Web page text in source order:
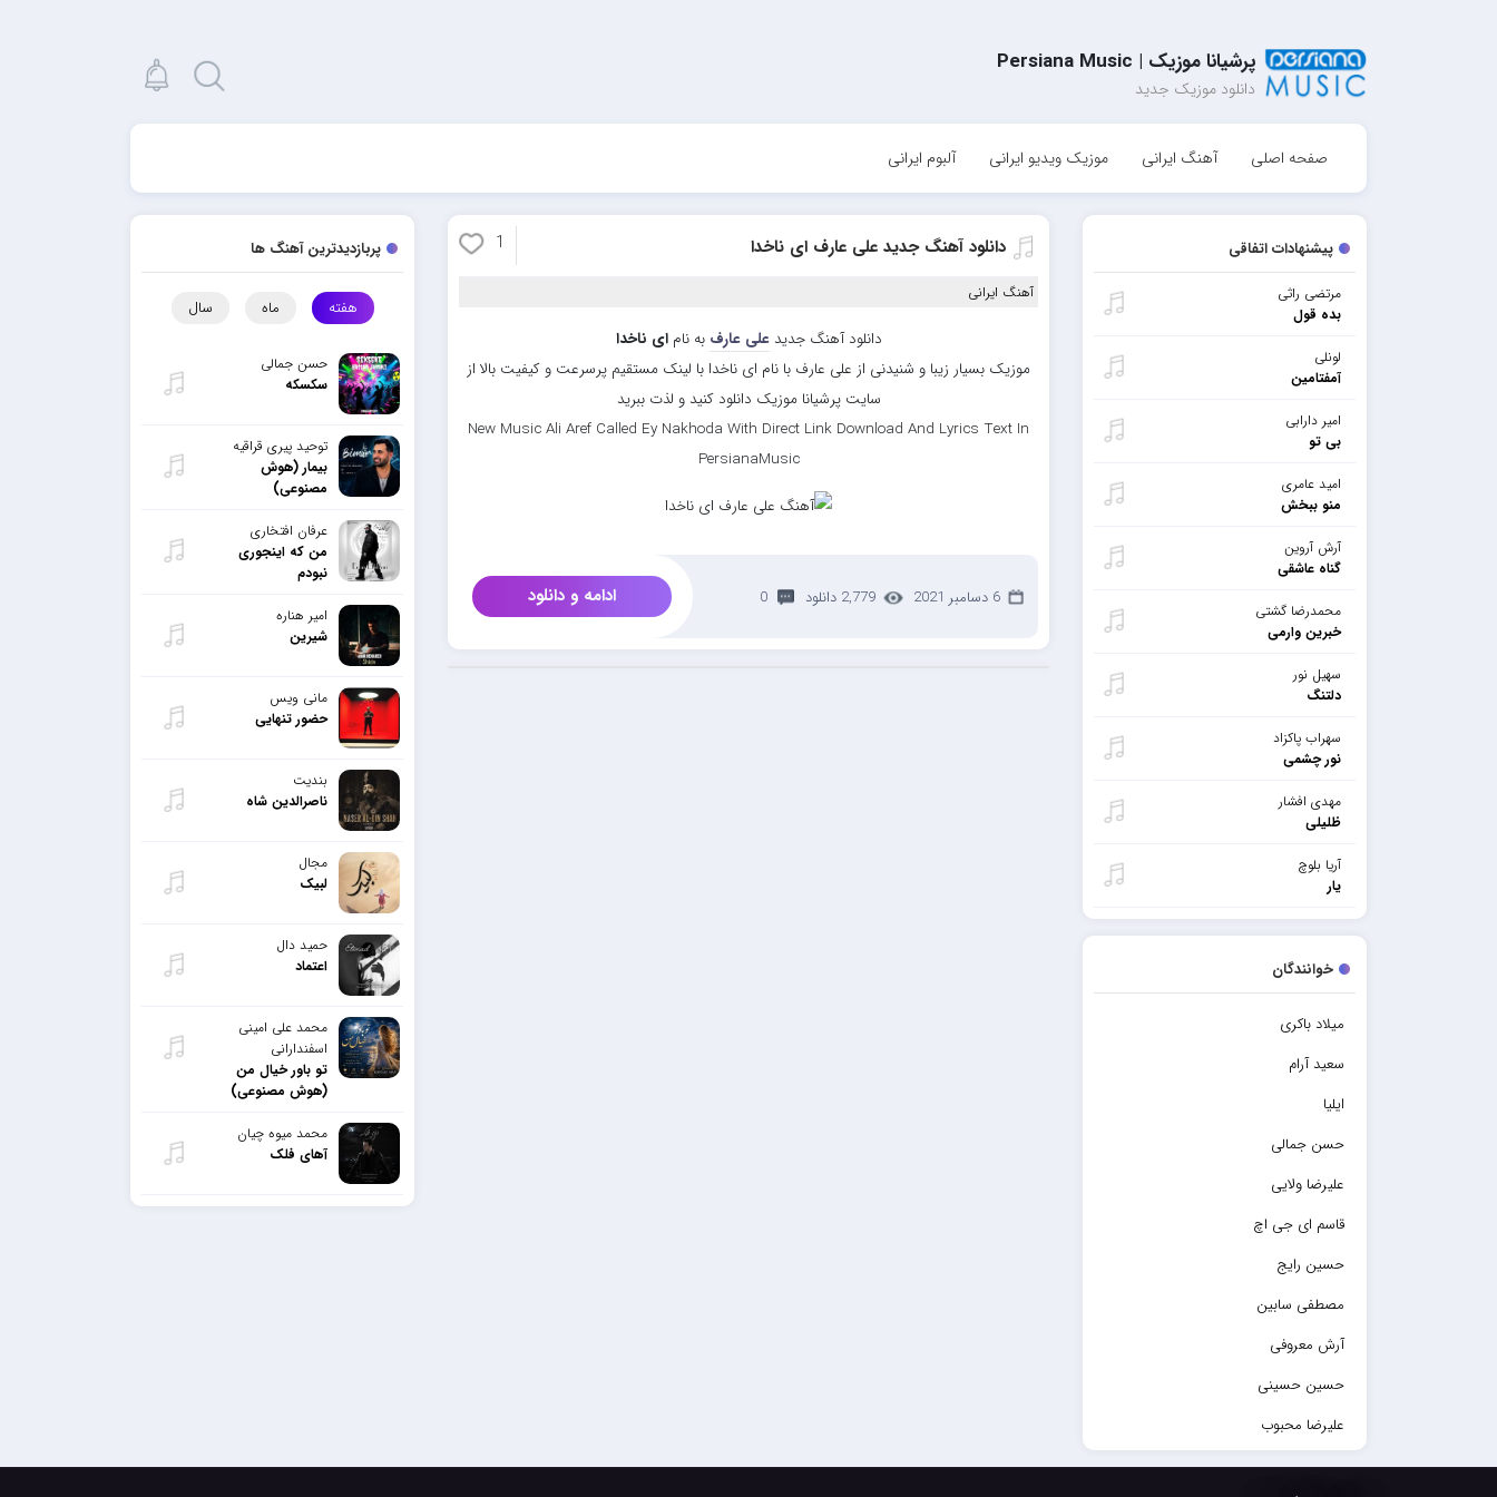
پرشیانا موزیک | Persiana Music
دانلود موزیک جدید
صفحه اصلی آهنگ ایرانی موزیک ویدیو ایرانی آلبوم ایرانی
پیشنهادات اتفاقی
مرتضی راثی
بده قول
لونلی
آمفتامین
امیر دارابی
بی تو
امید عامری
منو ببخش
آرش آروین
گناه عاشقی
محمدرضا گشتی
خبرین وارمی
سهیل نور
دلتنگ
سهراب پاکزاد
نور چشمی
مهدی افشار
ظلیلی
آریا بلوچ
یار
خوانندگان
میلاد باکری
سعید آرام
ایلیا
حسن جمالی
علیرضا ولایی
قاسم ای جی اچ
حسین رایج
مصطفی سابین
آرش معروفی
حسین حسینی
علیرضا محبوب
حسین حصارکی
دانلود آهنگ جدید علی عارف ای ناخدا 1
آهنگ ایرانی
دانلود آهنگ جدیدعلی عارف به نامای ناخدا
موزیک بسیار زیبا و شنیدنی از علی عارف با نام ای ناخدا با لینک مستقیم پرسرعت و کیفیت بالا از
سایت پرشیانا موزیک دانلود کنید و لذت ببرید
New Music Ali Aref Called Ey Nakhoda With Direct Link Download And Lyrics Text In
PersianaMusic
6 دسامبر 2021 2,779 دانلود 0 ادامه و دانلود
پربازدیدترین آهنگ ها
هفته ماه سال
حسن جمالی
سکسکه
توحید پیری قراقیه
بیمار (هوش
مصنوعی)
عرفان افتخاری
من که اینجوری
نبودم
امیر هناره
شیرین
مانی ویس
حضور تنهایی
بندیت
ناصرالدین شاه
مجال
لبیک
حمید دال
اعتماد
محمد علی امینی
اسفندارانی
تو باور خیال من
(هوش مصنوعی)
محمد میوه چیان
آهای فلک